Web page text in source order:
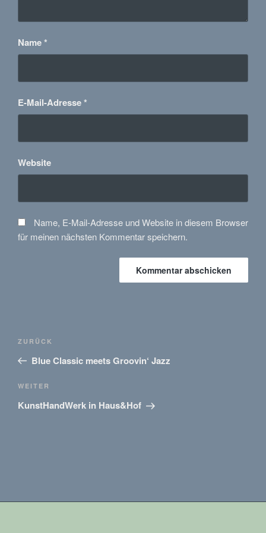
Name*
E-Mail-Adresse*
Website
Name, E-Mail-Adresse und Website in diesem Browser
für meinen nächsten Kommentar speichern.
Beitragsnavigation
Vorheriger
Beitrag
ZURÜCK
Blue Classic meets Groovin‘ Jazz
Nächster
Beitrag
WEITER
KunstHandWerk in Haus&Hof